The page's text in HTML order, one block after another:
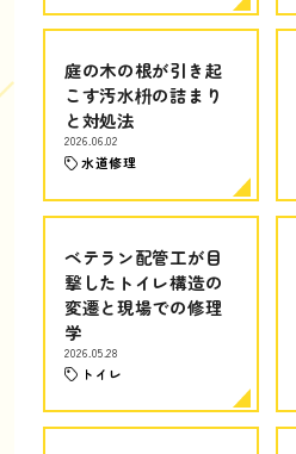
庭の木の根が引き起
こす汚水枡の詰まり
と対処法
2026.06.02
水道修理
ベテラン配管工が目
撃したトイレ構造の
変遷と現場での修理
学
2026.05.28
トイレ